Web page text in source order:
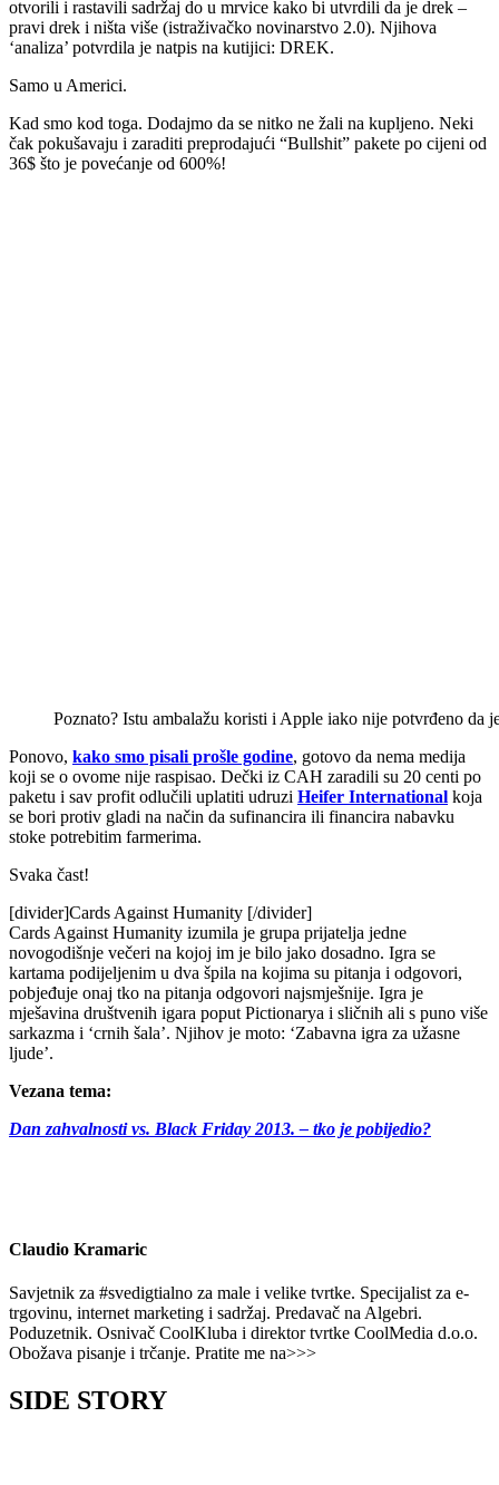
otvorili i rastavili sadržaj do u mrvice kako bi utvrdili da je drek –
pravi drek i ništa više (istraživačko novinarstvo 2.0). Njihova
‘analiza’ potvrdila je natpis na kutijici: DREK.
Samo u Americi.
Kad smo kod toga. Dodajmo da se nitko ne žali na kupljeno. Neki
čak pokušavaju i zaraditi preprodajući “Bullshit” pakete po cijeni od
36$ što je povećanje od 600%!
Poznato? Istu ambalažu koristi i Apple iako nije potvrđeno da
Ponovo, kako smo pisali prošle godine, gotovo da nema medija
koji se o ovome nije raspisao. Dečki iz CAH zaradili su 20 centi po
paketu i sav profit odlučili uplatiti udruzi Heifer International koja
se bori protiv gladi na način da sufinancira ili financira nabavku
stoke potrebitim farmerima.
Svaka čast!
[divider]Cards Against Humanity [/divider]
Cards Against Humanity izumila je grupa prijatelja jedne
novogodišnje večeri na kojoj im je bilo jako dosadno. Igra se
kartama podijeljenim u dva špila na kojima su pitanja i odgovori,
pobjeđuje onaj tko na pitanja odgovori najsmješnije. Igra je
mješavina društvenih igara poput Pictionarya i sličnih ali s puno više
sarkazma i ‘crnih šala’. Njihov je moto: ‘Zabavna igra za užasne
ljude’.
Vezana tema:
Dan zahvalnosti vs. Black Friday 2013. – tko je pobijedio?
Claudio Kramaric
Savjetnik za #svedigtialno za male i velike tvrtke. Specijalist za e-
trgovinu, internet marketing i sadržaj. Predavač na Algebri.
Poduzetnik. Osnivač CoolKluba i direktor tvrtke CoolMedia d.o.o.
Obožava pisanje i trčanje. Pratite me na>>>
SIDE STORY